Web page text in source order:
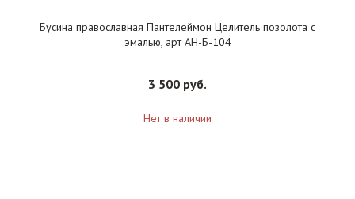
Бусина православная Пантелеймон Целитель позолота с
эмалью, арт АН-Б-104
3 500 руб.
Нет в наличии